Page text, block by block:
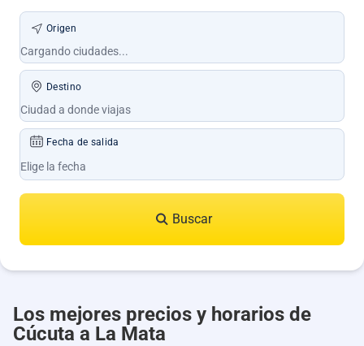
Origen
Destino
Fecha de salida
Buscar
Los mejores precios y horarios de
Cúcuta a La Mata